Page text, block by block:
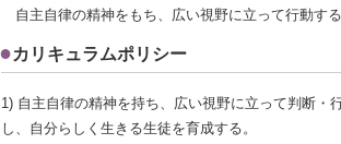
自主自律の精神をもち、広い視野に立って行動する
カリキュラムポリシー
1) 自主自律の精神を持ち、広い視野に立って判断・
し、自分らしく生きる生徒を育成する。